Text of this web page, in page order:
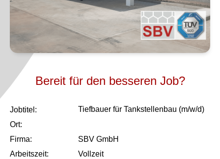
Bereit für den besseren Job?
Job­titel:
Tiefbauer für Tankstellenbau (m/w/d)
Ort:
Firma:
SBV GmbH
Arbeits­zeit:
Vollzeit